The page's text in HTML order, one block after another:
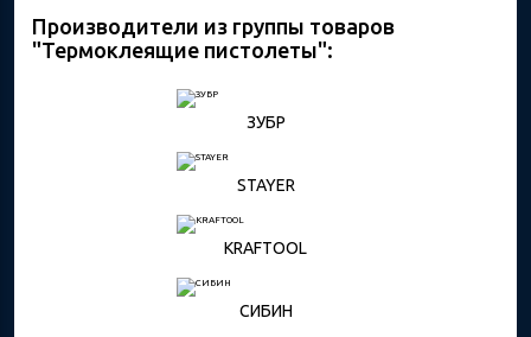
Производители из группы товаров
"Термоклеящие пистолеты":
ЗУБР
STAYER
KRAFTOOL
СИБИН